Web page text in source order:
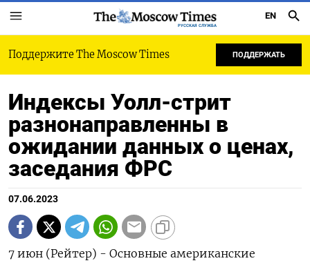
РУССКАЯ СЛУЖБА
EN
Поддержите The Moscow Times ПОДДЕРЖАТЬ
Индексы Уолл-стрит
разнонаправленны в
ожидании данных о ценах,
заседания ФРС
07.06.2023
7 июн (Рейтер) - Основные американские